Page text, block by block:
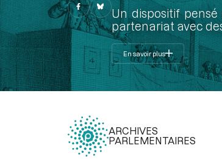
Un dispositif
partenariat avec
En savoir plus
ARCHIVES
PARLEMENTAIRES